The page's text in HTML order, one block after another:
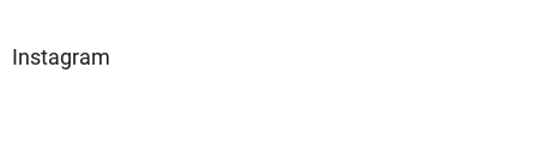
Instagram